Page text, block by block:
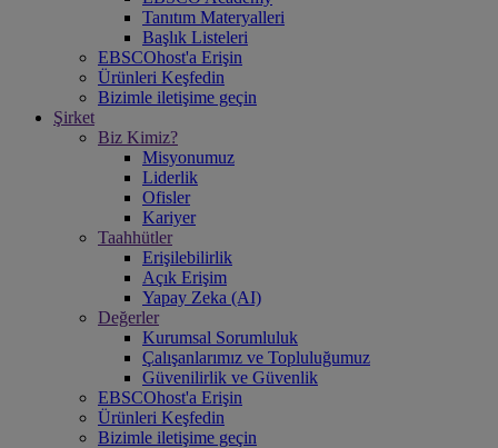
Tanıtım Materyalleri
Başlık Listeleri
EBSCOhost'a Erişin
Ürünleri Keşfedin
Bizimle iletişime geçin
Şirket
Biz Kimiz?
Misyonumuz
Liderlik
Ofisler
Kariyer
Taahhütler
Erişilebilirlik
Açık Erişim
Yapay Zeka (AI)
Değerler
Kurumsal Sorumluluk
Çalışanlarımız ve Topluluğumuz
Güvenilirlik ve Güvenlik
EBSCOhost'a Erişin
Ürünleri Keşfedin
Bizimle iletişime geçin